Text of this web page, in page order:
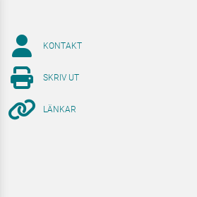
KONTAKT
SKRIV UT
LÄNKAR